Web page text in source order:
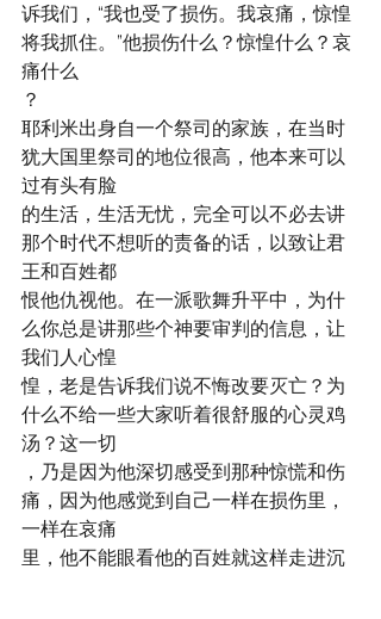
诉我们，“我也受了损伤。我哀痛，惊惶
将我抓住。”他损伤什么？惊惶什么？哀
痛什么
？
耶利米出身自一个祭司的家族，在当时
犹大国里祭司的地位很高，他本来可以
过有头有脸
的生活，生活无忧，完全可以不必去讲
那个时代不想听的责备的话，以致让君
王和百姓都
恨他仇视他。在一派歌舞升平中，为什
么你总是讲那些个神要审判的信息，让
我们人心惶
惶，老是告诉我们说不悔改要灭亡？为
什么不给一些大家听着很舒服的心灵鸡
汤？这一切
，乃是因为他深切感受到那种惊慌和伤
痛，因为他感觉到自己一样在损伤里，
一样在哀痛
里，他不能眼看他的百姓就这样走进沉